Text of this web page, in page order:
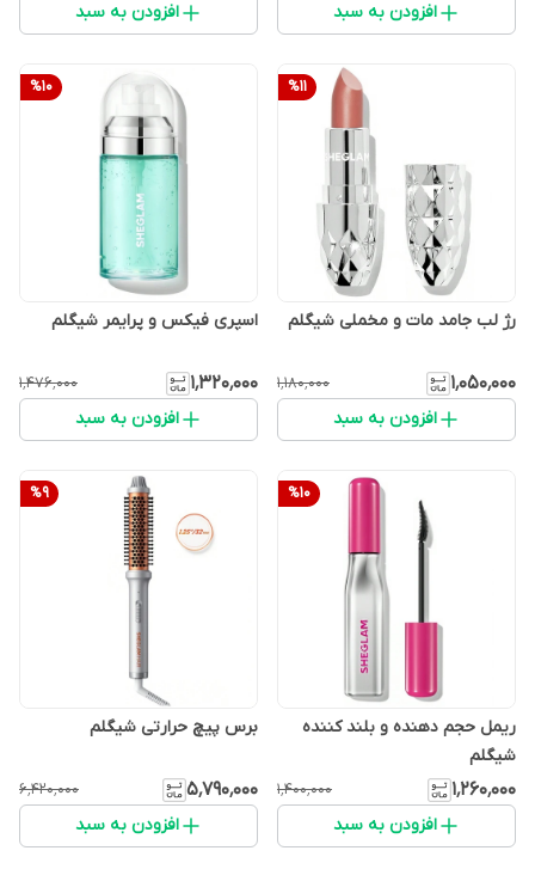
افزودن به سبد افزودن به سبد
%11
رژ لب جامد مات و مخملی شیگلم
۱٬۰۵۰٬۰۰۰ ۱٬۱۸۰٬۰۰۰
افزودن به سبد
%10
اسپری فیکس و پرایمر شیگلم
۱٬۳۲۰٬۰۰۰ ۱٬۴۷۶٬۰۰۰
افزودن به سبد
%10
ریمل حجم دهنده و بلند کننده
شیگلم
۱٬۲۶۰٬۰۰۰ ۱٬۴۰۰٬۰۰۰
افزودن به سبد
%9
برس پیچ حرارتی شیگلم
۵٬۷۹۰٬۰۰۰ ۶٬۴۲۰٬۰۰۰
افزودن به سبد